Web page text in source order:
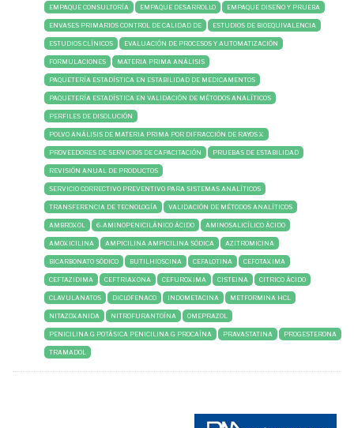
EMPAQUE CONSULTORÍA EMPAQUE DESARROLLO EMPAQUE DISEÑO Y PRUEBA
ENVASES PRIMARIOS CONTROL DE CALIDAD DE ESTUDIOS DE BIOEQUIVALENCIA
ESTUDIOS CLÍNICOS EVALUACIÓN DE PROCESOS Y AUTOMATIZACIÓN
FORMULACIONES MATERIA PRIMA ANÁLISIS
PAQUETERÍA ESTADÍSTICA EN ESTABILIDAD DE MEDICAMENTOS
PAQUETERÍA ESTADÍSTICA EN VALIDACIÓN DE MÉTODOS ANALÍTICOS
PERFILES DE DISOLUCIÓN
POLVO ANÁLISIS DE MATERIA PRIMA POR DIFRACCIÓN DE RAYOS X
PROVEEDORES DE SERVICIOS DE CAPACITACIÓN PRUEBAS DE ESTABILIDAD
REVISIÓN ANUAL DE PRODUCTOS
SERVICIO CORRECTIVO PREVENTIVO PARA SISTEMAS ANALÍTICOS
TRANSFERENCIA DE TECNOLOGÍA VALIDACIÓN DE MÉTODOS ANALÍTICOS
AMBROXOL 6-AMINOPENICILÁNICO ÁCIDO AMINOSALICÍLICO ÁCIDO
AMOXICILINA AMPICILINA AMPICILINA SÓDICA AZITROMICINA
BICARBONATO SÓDICO BUTILHIOSCINA CEFALOTINA CEFOTAXIMA
CEFTAZIDIMA CEFTRIAXONA CEFUROXIMA CISTEINA CITRICO ÁCIDO
CLAVULANATOS DICLOFENACO INDOMETACINA METFORMINA HCL
NITAZOXANIDA NITROFURANTOÍNA OMEPRAZOL
PENICILINA G POTÁSICA PENICILINA G PROCAÍNA PRAVASTATINA PROGESTERONA
TRAMADOL